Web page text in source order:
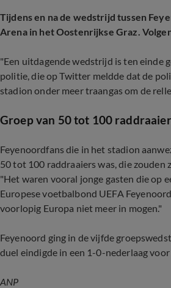
Tijdens en na de wedstrijd tussen
Arena in het Oostenrijkse Graz.
"Een uitdagende wedstrijd is ten einde
politie, die op Twitter meldde dat de
stadion onder meer traangas om de
Groep van 50 tot 100
Feyenoordfans die in het stadion
50 tot 100 raddraaiers was, die zouden
"Het waren vooral jonge gasten die op
Europese voetbalbond UEFA
voorlopig Europa niet meer in mogen."
Feyenoord ging in de vijfde
duel eindigde in een 1-0-nederlaag
ANP